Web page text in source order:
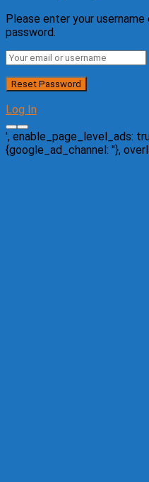
Please enter your
password.
Log In
', enable_page_level_ads:
{google_ad_channel: ''},